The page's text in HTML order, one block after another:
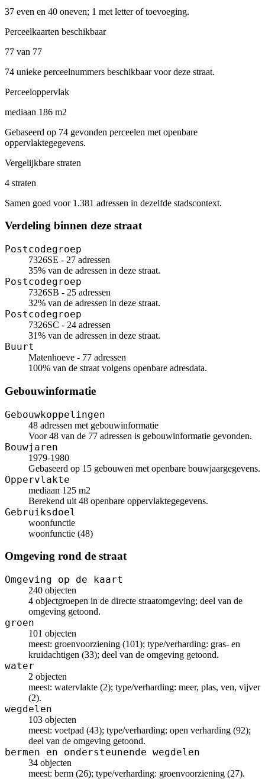
37 even en 40 oneven; 1 met letter of toevoeging.
Perceelkaarten beschikbaar
77 van 77
74 unieke perceelnummers beschikbaar voor deze straat.
Perceeloppervlak
mediaan 186 m2
Gebaseerd op 74 gevonden perceelen met openbare
oppervlaktegegevens.
Vergelijkbare straten
4 straten
Samen goed voor 1.381 adressen in dezelfde stadscontext.
Verdeling binnen deze straat
Postcodegroep
7326SE - 27 adressen
35% van de adressen in deze straat.
Postcodegroep
7326SB - 25 adressen
32% van de adressen in deze straat.
Postcodegroep
7326SC - 24 adressen
31% van de adressen in deze straat.
Buurt
Matenhoeve - 77 adressen
100% van de straat volgens openbare adresdata.
Gebouwinformatie
Gebouwkoppelingen
48 adressen met gebouwinformatie
Voor 48 van de 77 adressen is gebouwinformatie gevonden.
Bouwjaren
1979-1980
Gebaseerd op 15 gebouwen met openbare bouwjaargegevens.
Oppervlakte
mediaan 125 m2
Berekend uit 48 openbare oppervlaktegegevens.
Gebruiksdoel
woonfunctie
woonfunctie (48)
Omgeving rond de straat
Omgeving op de kaart
240 objecten
4 objectgroepen in de directe straatomgeving; deel van de
omgeving getoond.
groen
101 objecten
meest: groenvoorziening (101); type/verharding: gras- en
kruidachtigen (33); deel van de omgeving getoond.
water
2 objecten
meest: watervlakte (2); type/verharding: meer, plas, ven, vijver
(2).
wegdelen
103 objecten
meest: voetpad (43); type/verharding: open verharding (92);
deel van de omgeving getoond.
bermen en ondersteunende wegdelen
34 objecten
meest: berm (26); type/verharding: groenvoorziening (27).